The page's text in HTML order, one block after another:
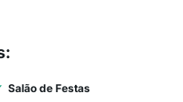
:
Salão de Festas